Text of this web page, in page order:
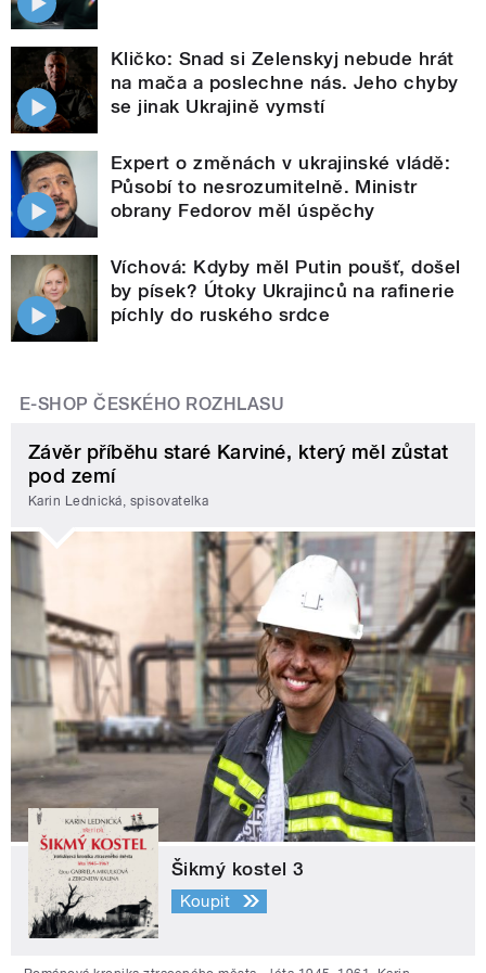
Kličko: Snad si Zelenskyj nebude hrát
na mača a poslechne nás. Jeho chyby
se jinak Ukrajině vymstí
Expert o změnách v ukrajinské vládě:
Působí to nesrozumitelně. Ministr
obrany Fedorov měl úspěchy
Víchová: Kdyby měl Putin poušť, došel
by písek? Útoky Ukrajinců na rafinerie
píchly do ruského srdce
E-SHOP ČESKÉHO ROZHLASU
Závěr příběhu staré Karviné, který měl zůstat
pod zemí
Karin Lednická, spisovatelka
Šikmý kostel 3
Koupit